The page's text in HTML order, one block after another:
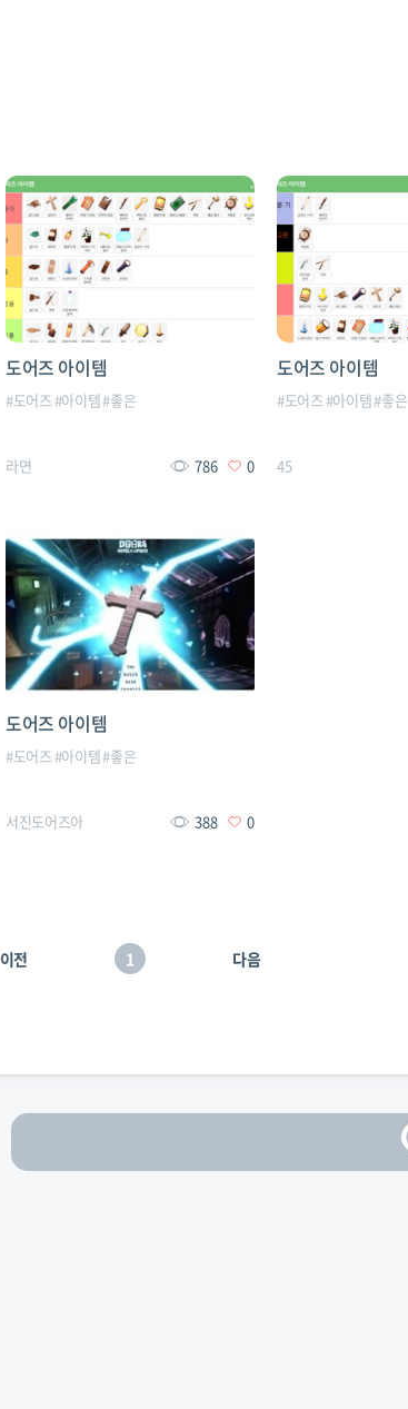
도어즈 아이템
#도어즈#아이템#좋은
라면 786 0
도어즈 아이템
#도어즈#아이템#좋은
45
도어즈 아이템
#도어즈#아이템#좋은
서진도어즈아 388 0
이전 1 다음